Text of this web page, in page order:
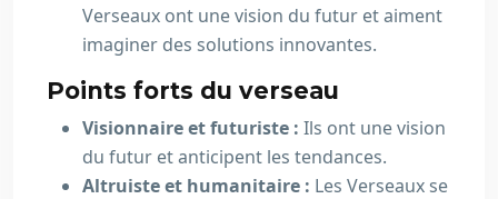
Verseaux ont une vision du futur et aiment
imaginer des solutions innovantes.
Points forts du verseau
Visionnaire et futuriste : Ils ont une vision
du futur et anticipent les tendances.
Altruiste et humanitaire : Les Verseaux se